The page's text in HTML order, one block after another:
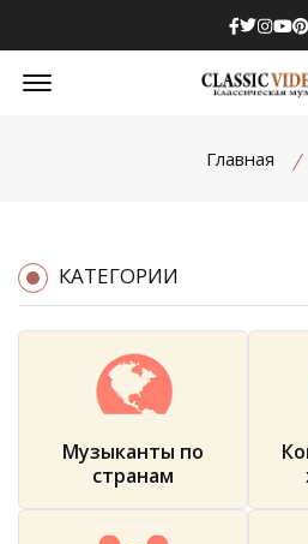
Facebook
Twitter
Offcanvas Menu Open
Главная
КАТЕГОРИИ
Музыканты по
странам